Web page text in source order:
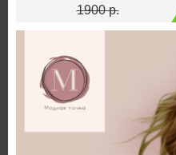
1900 р.